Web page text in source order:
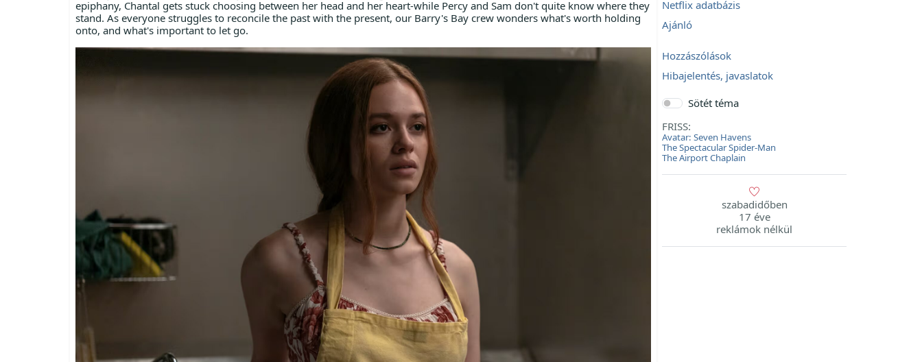
epiphany, Chantal gets stuck choosing between her head and her heart-while Percy and Sam don't quite know where they
stand. As everyone struggles to reconcile the past with the present, our Barry's Bay crew wonders what's worth holding
onto, and what's important to let go.
Netflix adatbázis
Ajánló
Hozzászólások
Hibajelentés, javaslatok
Sötét téma
FRISS:
Avatar: Seven Havens
The Spectacular Spider-Man
The Airport Chaplain
szabadidőben
17 éve
reklámok nélkül